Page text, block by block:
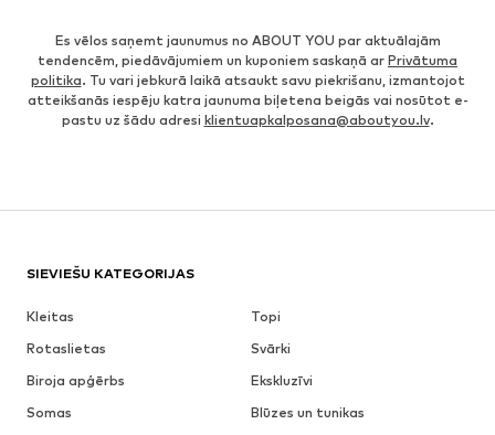
Es vēlos saņemt jaunumus no ABOUT YOU par aktuālajām
tendencēm, piedāvājumiem un kuponiem saskaņā ar Privātuma
politika. Tu vari jebkurā laikā atsaukt savu piekrišanu, izmantojot
atteikšanās iespēju katra jaunuma biļetena beigās vai nosūtot e-
pastu uz šādu adresi klientuapkalposana@aboutyou.lv.
SIEVIEŠU KATEGORIJAS
Kleitas
Topi
Rotaslietas
Svārki
Biroja apģērbs
Ekskluzīvi
Somas
Blūzes un tunikas